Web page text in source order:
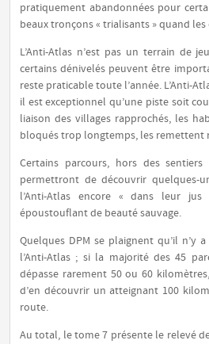
pratiquement abandonnées pour
beaux tronçons « trialisants » quand
L’Anti-Atlas n’est pas un terrain de
certains dénivelés peuvent être
reste praticable toute l’année. L’Anti-
il est exceptionnel qu’une piste soit
liaison des villages rapprochés, les
bloqués trop longtemps, les remettent
Certains parcours, hors des
permettront de découvrir quelques-
l’Anti-Atlas encore « dans leur
époustouflant de beauté sauvage.
Quelques DPM se plaignent qu’il n’y
l’Anti-Atlas ; si la majorité des 45
dépasse rarement 50 ou 60
d’en découvrir un atteignant 100
route.
Au total, le tome 7 présente le relevé